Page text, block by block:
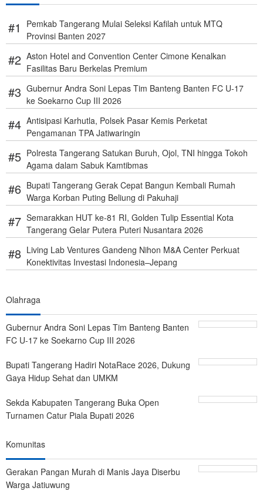
Pemkab Tangerang Mulai Seleksi Kafilah untuk MTQ
Provinsi Banten 2027
Aston Hotel and Convention Center Cimone Kenalkan
Fasilitas Baru Berkelas Premium
Gubernur Andra Soni Lepas Tim Banteng Banten FC U-17
ke Soekarno Cup III 2026
Antisipasi Karhutla, Polsek Pasar Kemis Perketat
Pengamanan TPA Jatiwaringin
Polresta Tangerang Satukan Buruh, Ojol, TNI hingga Tokoh
Agama dalam Sabuk Kamtibmas
Bupati Tangerang Gerak Cepat Bangun Kembali Rumah
Warga Korban Puting Beliung di Pakuhaji
Semarakkan HUT ke-81 RI, Golden Tulip Essential Kota
Tangerang Gelar Putera Puteri Nusantara 2026
Living Lab Ventures Gandeng Nihon M&A Center Perkuat
Konektivitas Investasi Indonesia–Jepang
Olahraga
Gubernur Andra Soni Lepas Tim Banteng Banten
FC U-17 ke Soekarno Cup III 2026
Bupati Tangerang Hadiri NotaRace 2026, Dukung
Gaya Hidup Sehat dan UMKM
Sekda Kabupaten Tangerang Buka Open
Turnamen Catur Piala Bupati 2026
Komunitas
Gerakan Pangan Murah di Manis Jaya Diserbu
Warga Jatiuwung